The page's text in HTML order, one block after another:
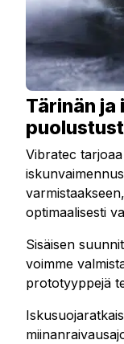
Tärinän ja
Vibratec
optimaalisesti
Sisäisen
voimme
prototyyppejä